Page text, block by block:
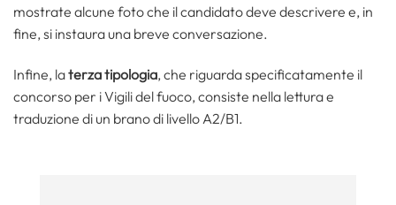
mostrate alcune foto che il candidato deve descrivere e, in
fine, si instaura una breve conversazione.
Infine, laterza tipologia, che riguarda specificatamente il
concorso per i Vigili del fuoco, consiste nella lettura e
traduzione di un brano di livello A2/B1.